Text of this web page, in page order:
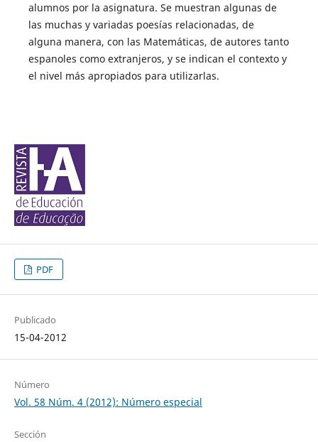
alumnos por la asignatura. Se muestran algunas de
las muchas y variadas poesías relacionadas, de
alguna manera, con las Matemáticas, de autores tanto
espanoles como extranjeros, y se indican el contexto y
el nivel más apropiados para utilizarlas.
PDF
Publicado
15-04-2012
Número
Vol. 58 Núm. 4 (2012): Número especial
Sección